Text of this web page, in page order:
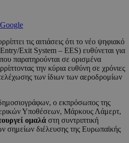
τις αιτιάσεις ότι το νέο ψηφιακό
Exit System – EES) ευθύνεται για
παρατηρούνται σε ορισμένα
την κύρια ευθύνη σε χρόνιες
των ίδιων των αεροδρομίων
ο εκπρόσωπος της
Υποθέσεων, Μάρκους Λάμερτ,
ομαλά στη συντριπτική
σημείων διέλευσης της Ευρωπαϊκής